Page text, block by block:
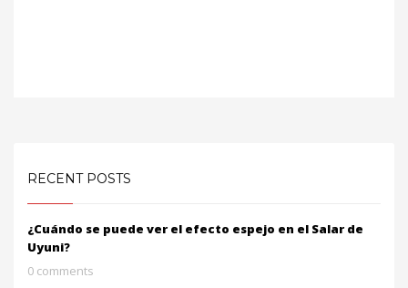
RECENT POSTS
¿Cuándo se puede ver el efecto espejo en el Salar de
Uyuni?
0 comments